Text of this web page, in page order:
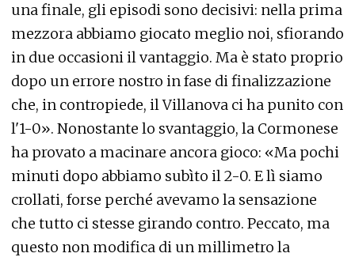
una finale, gli episodi sono decisivi: nella prima
mezzora abbiamo giocato meglio noi, sfiorando
in due occasioni il vantaggio. Ma è stato proprio
dopo un errore nostro in fase di finalizzazione
che, in contropiede, il Villanova ci ha punito con
l'1-0». Nonostante lo svantaggio, la Cormonese
ha provato a macinare ancora gioco: «Ma pochi
minuti dopo abbiamo subìto il 2-0. E lì siamo
crollati, forse perché avevamo la sensazione
che tutto ci stesse girando contro. Peccato, ma
questo non modifica di un millimetro la